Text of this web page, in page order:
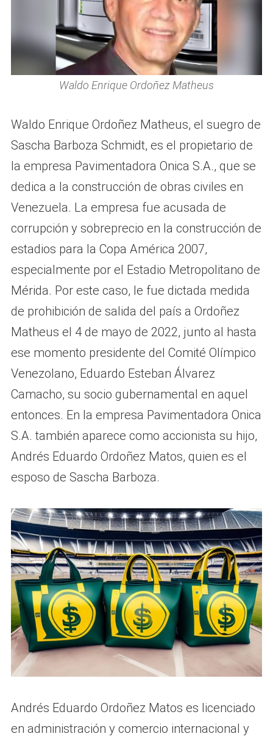
Waldo Enrique Ordoñez Matheus
Waldo Enrique Ordoñez Matheus, el suegro de
Sascha Barboza Schmidt, es el propietario de
la empresa Pavimentadora Onica S.A., que se
dedica a la construcción de obras civiles en
Venezuela. La empresa fue acusada de
corrupción y sobreprecio en la construcción de
estadios para la Copa América 2007,
especialmente por el Estadio Metropolitano de
Mérida. Por este caso, le fue dictada medida
de prohibición de salida del país a Ordoñez
Matheus el 4 de mayo de 2022, junto al hasta
ese momento presidente del Comité Olímpico
Venezolano, Eduardo Esteban Álvarez
Camacho, su socio gubernamental en aquel
entonces. En la empresa Pavimentadora Onica
S.A. también aparece como accionista su hijo,
Andrés Eduardo Ordoñez Matos, quien es el
esposo de Sascha Barboza.
Andrés Eduardo Ordoñez Matos es licenciado
en administración y comercio internacional y